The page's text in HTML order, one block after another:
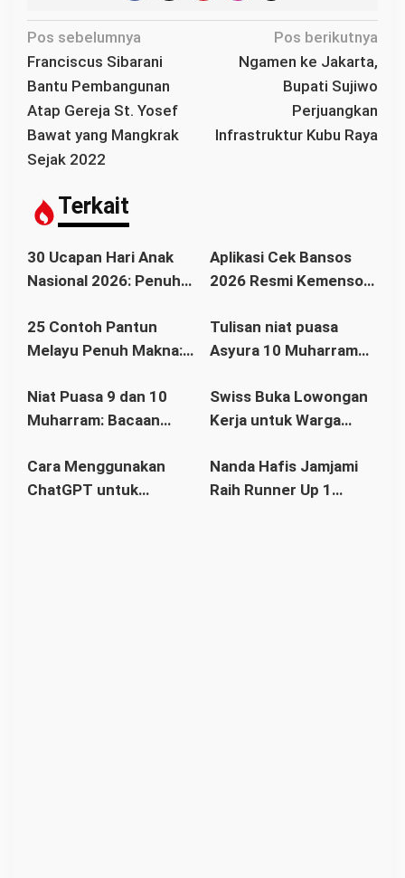
N
a
v
i
g
a
p
o
s
Pos sebelumnya
Franciscus Sibarani
Bantu Pembangunan
Atap Gereja St. Yosef
Bawat yang Mangkrak
Sejak 2022
Pos berikutnya
Ngamen ke Jakarta,
Bupati Sujiwo
Perjuangkan
Infrastruktur Kubu Raya
Terkait
30 Ucapan Hari Anak
Nasional 2026: Penuh
Menyentuh Hati
Aplikasi Cek Bansos
2026 Resmi Kemensos,
Penerima BPNT dan
PKH Lewat HP
25 Contoh Pantun
Melayu Penuh Makna:
Tetap Relevan di Era
Modern
Tulisan niat puasa
Asyura 10 Muharram
Artinya
Niat Puasa 9 dan 10
Muharram: Bacaan
Bahasa Arab, Latin dan
Artinya Lengkap
Swiss Buka Lowongan
Kerja untuk Warga
Cara Menggunakan
ChatGPT untuk
Nanda Hafis Jamjami
Raih Runner Up 1